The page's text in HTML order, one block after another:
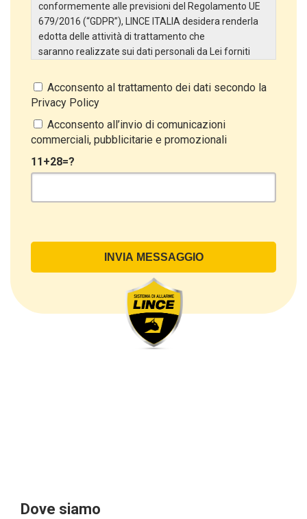
conformemente alle previsioni del Regolamento UE
679/2016 (“GDPR”), LINCE ITALIA desidera renderla
edotta delle attività di trattamento che
saranno realizzate sui dati personali da Lei forniti
particolare:
Titolare del Trattamento
Il Titolare del Trattamento è LINCE ITALIA S.r.l., con
sede in Via Variante di Cancelliera snc 00072 –
Ariccia (RM). L’interessato può esercitare i
propri diritti inviando una raccomandata alla sede
Oggetto del Trattamento
di contatto, così come altri dati necessari ai fini della
fatturazione, come l’indirizzo). Con riferimento a
questi ultimi, cogliamo l’occasione per
sottolineare che i dati delle persone fisiche sono
sempre qualificati come personali, mentre le persone
giuridiche sono in via generale escluse
dal campo di applicazione del GDPR (artt. 1 e 4 del
Alcuni segmenti dell’attività richiesta potrebbero
Acconsento al trattamento dei dati secondo la
Privacy Policy
Acconsento all’invio di comunicazioni
commerciali, pubblicitarie e promozionali
11+28=?
Dove siamo